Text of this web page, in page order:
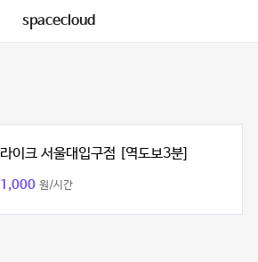
spacecloud
라이크 서울대입구점 [역도보3분]
1,000 원/시간